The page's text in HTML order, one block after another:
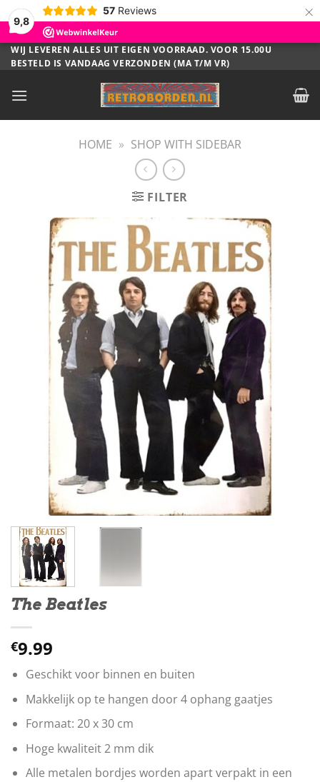
9,8
57 Reviews ×
Ga
naar
WIJ LEVEREN ALLES UIT EIGEN VOORRAAD. VOOR 15.00U
BESTELD IS VANDAAG VERZONDEN (MA T/M VR)
HOME » SHOP WITH SIDEBAR
FILTER
The Beatles
€9.99
Geschikt voor binnen en buiten
Makkelijk op te hangen door 4 ophang gaatjes
Formaat: 20 x 30 cm
Hoge kwaliteit 2 mm dik
Alle metalen bordjes worden apart verpakt in een